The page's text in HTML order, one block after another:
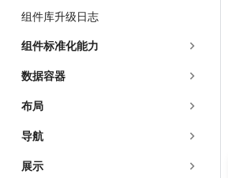
组件库升级日志
组件标准化能力
数据容器
布局
导航
展示